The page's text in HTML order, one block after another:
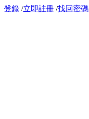
登錄 /立即註冊 /找回密碼